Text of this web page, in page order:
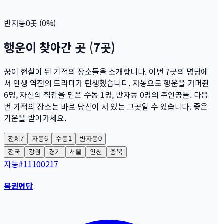
반자동0곳 (0%)
행운이 찾아간 곳 (7곳)
꿈이 현실이 된 기적의 장소들을 소개합니다. 이번 7곳의 명당에
서 인생 역전의 드라마가 탄생했습니다. 자동으로 행운을 거머쥔
6명, 자신의 직감을 믿은 수동 1명, 반자동 0명의 주인공들. 다음
번 기적의 장소는 바로 당신이 서 있는 그곳일 수 있습니다. 좋은
기운을 받아가세요.
전체7 자동6 수동1 반자동0
전국
강원 경기 서울 인천 충북
자동#11100217
복권명당